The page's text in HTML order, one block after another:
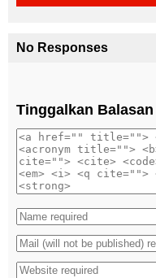
No Responses
Tinggalkan Balasan